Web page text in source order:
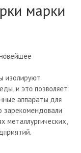
марки
изолируют
и это позволяет
аппараты для
зарекомендовали
металлургических,